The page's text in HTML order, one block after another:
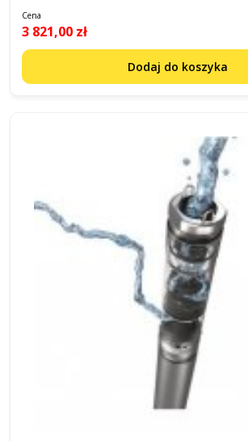
Cena
3 821,00 zł
Dodaj do koszyka